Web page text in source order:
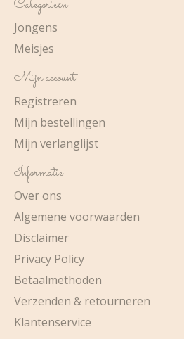
Categorieën
Jongens
Meisjes
Mijn account
Registreren
Mijn bestellingen
Mijn verlanglijst
Informatie
Over ons
Algemene voorwaarden
Disclaimer
Privacy Policy
Betaalmethoden
Verzenden & retourneren
Klantenservice